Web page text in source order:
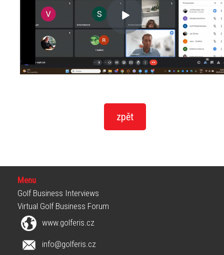
Menu
Golf Business Interviews
Virtual Golf Business Forum
www.golferis.cz
info@golferis.cz